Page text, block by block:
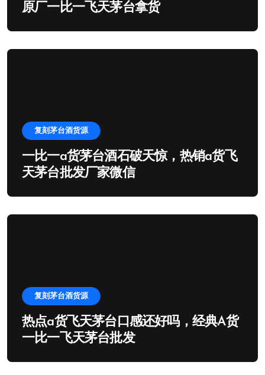
原厂一比一飞天茅台拿货
复刻茅台酒货源
一比一a货茅台酒石破天惊，热销a货飞
天茅台批发厂家微信
复刻茅台酒货源
热点a货飞天茅台口感还好吗，经典A货
一比一飞天茅台批发